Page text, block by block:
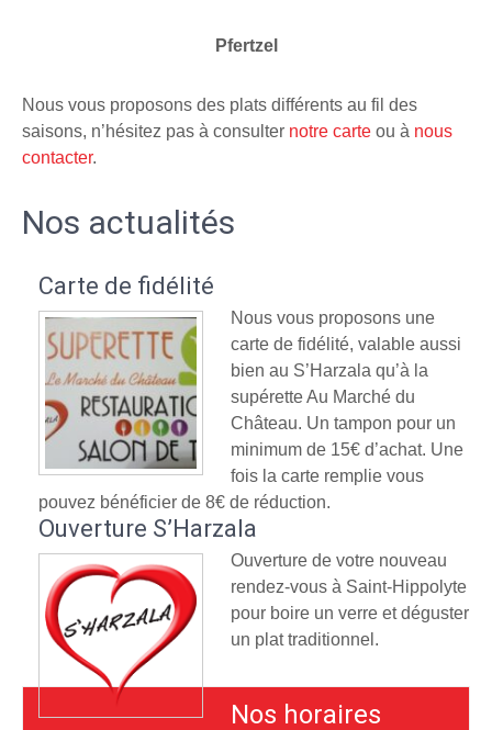
Pfertzel
Nous vous proposons des plats différents au fil des
saisons, n’hésitez pas à consulter notre carte ou à nous
contacter.
Nos actualités
Carte de fidélité
Nous vous proposons une
carte de fidélité, valable aussi
bien au S’Harzala qu’à la
supérette Au Marché du
Château. Un tampon pour un
minimum de 15€ d’achat. Une
fois la carte remplie vous
pouvez bénéficier de 8€ de réduction.
Ouverture S’Harzala
Ouverture de votre nouveau
rendez-vous à Saint-Hippolyte
pour boire un verre et déguster
un plat traditionnel.
Nos horaires